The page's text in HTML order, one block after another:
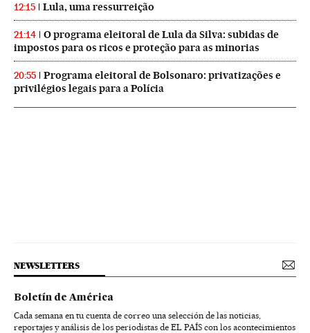
12:15 Lula, uma ressurreição
21:14
O programa eleitoral de Lula da Silva: subidas de
impostos para os ricos e proteção para as minorias
20:55
Programa eleitoral de Bolsonaro: privatizações e
privilégios legais para a Polícia
NEWSLETTERS
Boletín de América
Cada semana en tu cuenta de correo una selección de las noticias,
reportajes y análisis de los periodistas de EL PAÍS con los acontecimientos